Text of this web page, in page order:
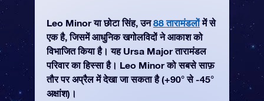
Leo Minor या छोटा सिंह, उन88 तारामंडलोंमें से
एक है, जिसमें आधुनिक खगोलविदों ने आकाश को
विभाजित किया है। यह Ursa Major तारामंडल
परिवार का हिस्सा है। Leo Minor को सबसे साफ़
तौर पर अप्रैल में देखा जा सकता है (+90° से -45°
अक्षांश)।